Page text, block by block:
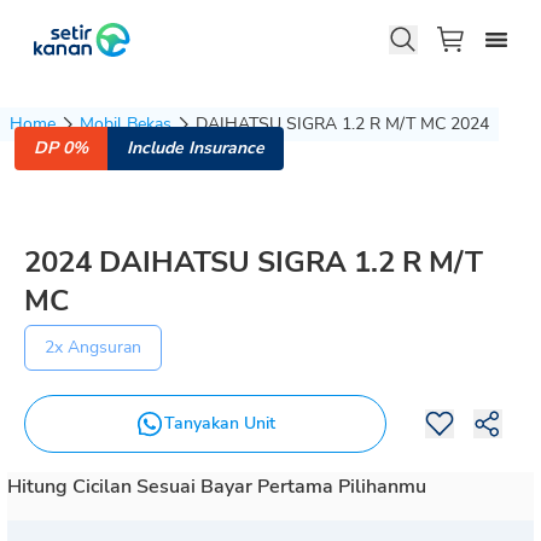
Home Mobil Bekas
DAIHATSU SIGRA 1.2 R M/T MC 2024
DP 0%
Include Insurance
2024 DAIHATSU SIGRA 1.2 R M/T
MC
2x Angsuran
Tanyakan Unit
Hitung Cicilan Sesuai Bayar Pertama Pilihanmu